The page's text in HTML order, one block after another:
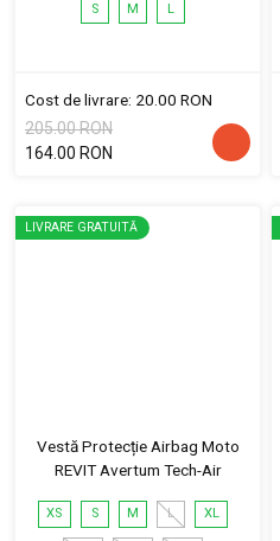
S M L
Cost de livrare: 20.00 RON
205.00 RON
164.00 RON
LIVRARE GRATUITĂ
Vestă Protecție Airbag Moto
REVIT Avertum Tech-Air
XS S M L XL